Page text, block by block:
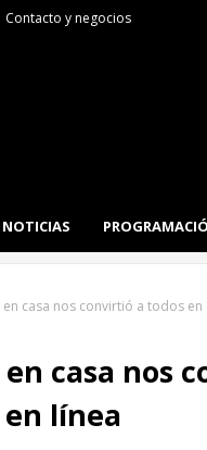
Contacto y negocios
NOTICIAS
en casa nos convirtió a todos
casa nos
línea